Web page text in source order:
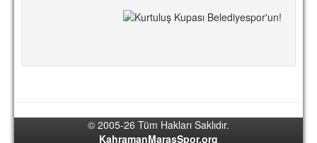
SPOR TESİSLERİ
© 2005-26 Tüm Hakları Saklıdır.
KahramanMarasSpor.org